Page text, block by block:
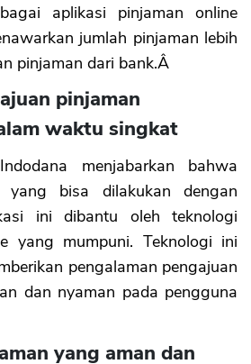
aplikasi pinjaman online
jumlah pinjaman lebih
pinjaman dari bank.Â
pinjaman
waktu singkat
menjabarkan bahwa
yang bisa dilakukan dengan
ini dibantu oleh teknologi
yang mumpuni. Teknologi ini
pengalaman pengajuan
dan nyaman pada pengguna
yang aman dan